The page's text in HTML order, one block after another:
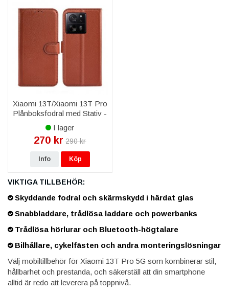
Xiaomi 13T/Xiaomi 13T Pro
Plånboksfodral med Stativ -
Brun
I lager
270 kr 290 kr
Info Köp
VIKTIGA TILLBEHÖR:
Skyddande fodral och skärmskydd i härdat glas
Snabbladdare, trådlösa laddare och powerbanks
Trådlösa hörlurar och Bluetooth-högtalare
Bilhållare, cykelfästen och andra monteringslösningar
Välj mobiltillbehör för Xiaomi 13T Pro 5G som kombinerar stil,
hållbarhet och prestanda, och säkerställ att din smartphone
alltid är redo att leverera på toppnivå.